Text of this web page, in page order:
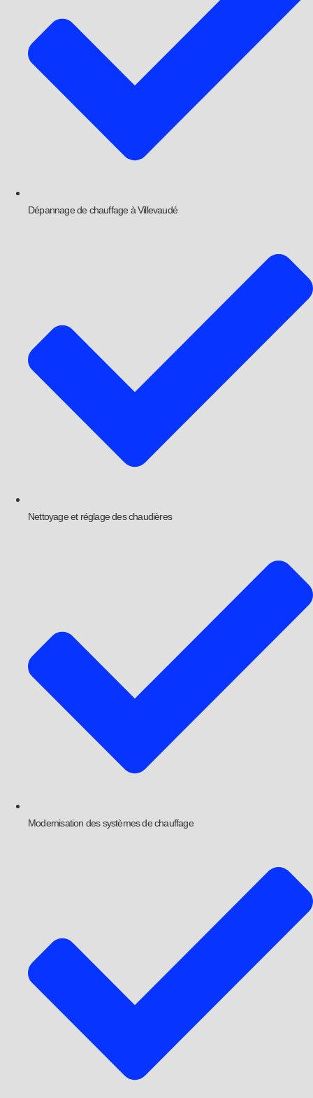
Dépannage de chauffage à Villevaudé
Nettoyage et réglage des chaudières
Modernisation des systèmes de chauffage